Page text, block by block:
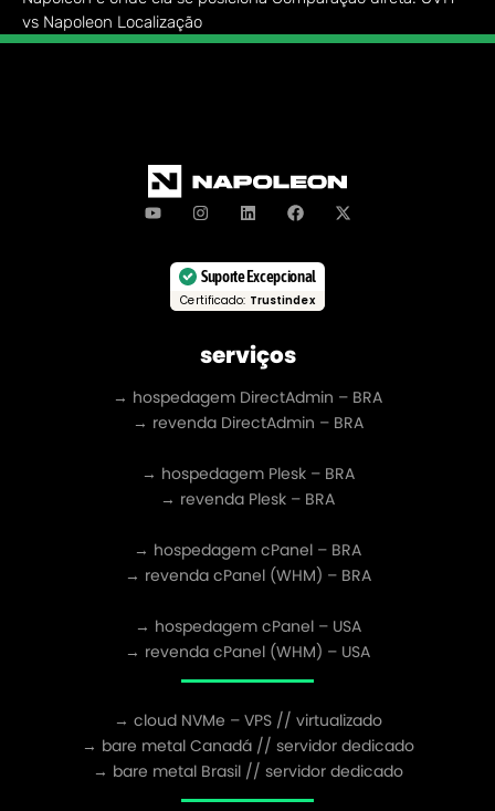
vs Napoleon Localização
Suporte Excepcional
Certificado: Trustindex
serviços
→ hospedagem DirectAdmin – BRA
→ revenda DirectAdmin – BRA
→ hospedagem Plesk – BRA
→ revenda Plesk – BRA
→ hospedagem cPanel – BRA
→ revenda cPanel (WHM) – BRA
→ hospedagem cPanel – USA
→ revenda cPanel (WHM) – USA
→ cloud NVMe – VPS // virtualizado
→ bare metal Canadá // servidor dedicado
→ bare metal Brasil // servidor dedicado